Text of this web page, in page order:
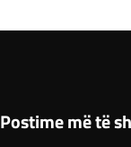
Postime më të